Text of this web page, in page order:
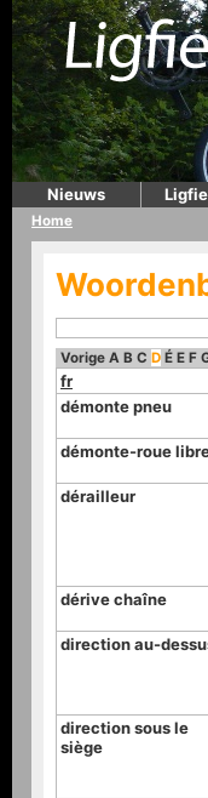
Nieuws
Home
Vorige A B C D É E F
fr
démonte pneu
démonte-roue
dérailleur
dérive chaîne
direction au-
direction sous le
siège